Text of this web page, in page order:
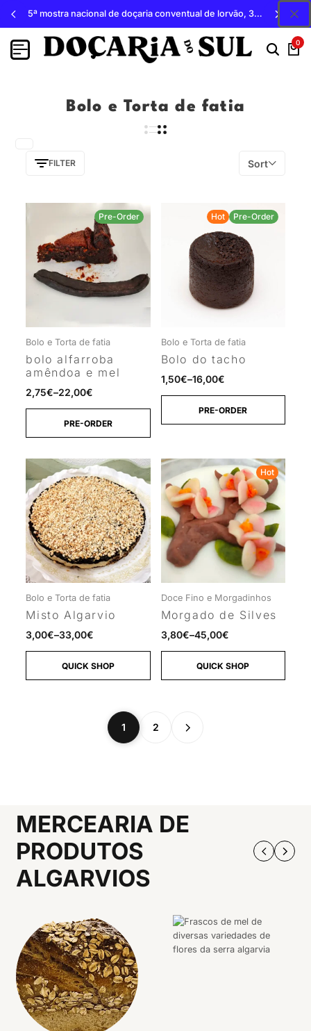
5ª mostra nacional de doçaria conventual de lorvão, 3, 4 e 5 de outubro 2026, penacova
0
Bolo e Torta de fatia
FILTER Sort
Pre-Order
Bolo e Torta de fatia
bolo alfarroba
amêndoa e mel
2,75€–22,00€
PRE-ORDER
Hot Pre-Order
Bolo e Torta de fatia
Bolo do tacho
1,50€–16,00€
PRE-ORDER
Bolo e Torta de fatia
Misto Algarvio
3,00€–33,00€
QUICK SHOP
Hot
Doce Fino e Morgadinhos
Morgado de Silves
3,80€–45,00€
QUICK SHOP
1 2
MERCEARIA DE
PRODUTOS
ALGARVIOS